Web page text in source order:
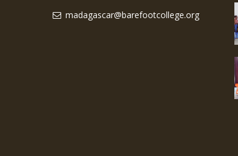
madagascar@barefootcollege.org